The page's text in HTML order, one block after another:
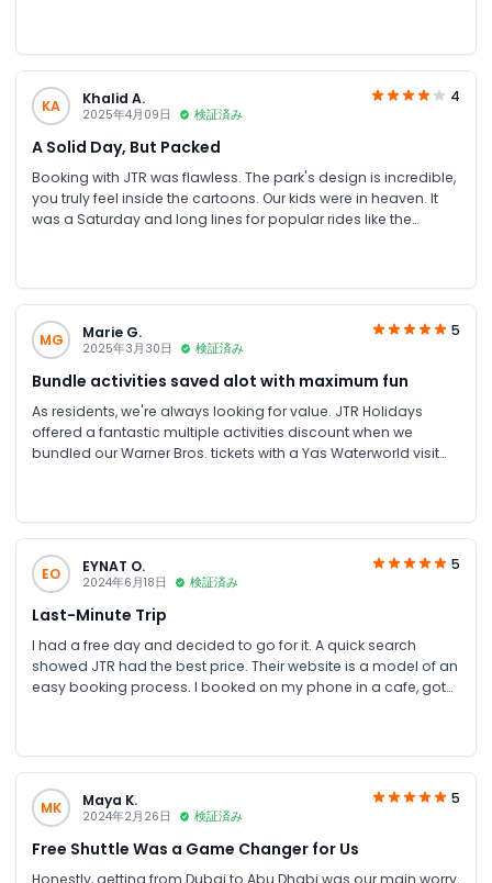
KA Khalid A.
2025年4月09日 検証済み
4
A Solid Day, But Packed
Booking with JTR was flawless. The park's design is incredible,
you truly feel inside the cartoons. Our kids were in heaven. It
was a Saturday and long lines for popular rides like the
MG Marie G.
2025年3月30日 検証済み
5
Bundle activities saved alot with maximum fun
As residents, we're always looking for value. JTR Holidays
offered a fantastic multiple activities discount when we
bundled our Warner Bros. tickets with a Yas Waterworld visit
EO EYNAT O.
2024年6月18日 検証済み
5
Last-Minute Trip
I had a free day and decided to go for it. A quick search
showed JTR had the best price. Their website is a model of an
easy booking process. I booked on my phone in a cafe, got
MK Maya K.
2024年2月26日 検証済み
5
Free Shuttle Was a Game Changer for Us
Honestly, getting from Dubai to Abu Dhabi was our main worry.